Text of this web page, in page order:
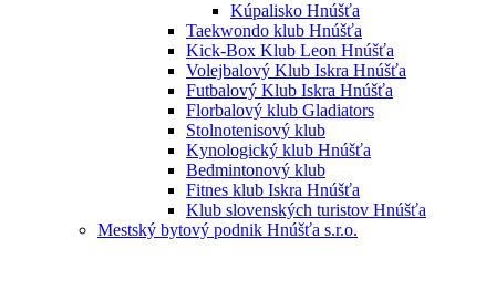
Kúpalisko Hnúšťa
Taekwondo klub Hnúšťa
Kick-Box Klub Leon Hnúšťa
Volejbalový Klub Iskra Hnúšťa
Futbalový Klub Iskra Hnúšťa
Florbalový klub Gladiators
Stolnotenisový klub
Kynologický klub Hnúšťa
Bedmintonový klub
Fitnes klub Iskra Hnúšťa
Klub slovenských turistov Hnúšťa
Mestský bytový podnik Hnúšťa s.r.o.